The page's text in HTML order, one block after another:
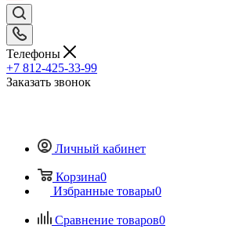
Телефоны
+7 812-425-33-99
Заказать звонок
Личный кабинет
Корзина0
Избранные товары0
Сравнение товаров0